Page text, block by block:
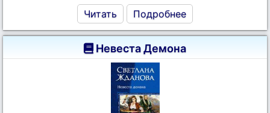
Читать Подробнее
Невеста Демона